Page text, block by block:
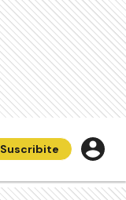
Suscribite